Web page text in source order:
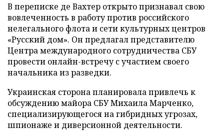
В переписке де Вахтер открыто признавал свою
вовлеченность в работу против российского
нелегального флота и сети культурных центров
«Русский дом». Он предлагал представителю
Центра международного сотрудничества СБУ
провести онлайн-встречу с участием своего
начальника из разведки.
Украинская сторона планировала привлечь к
обсуждению майора СБУ Михаила Марченко,
специализирующегося на гибридных угрозах,
шпионаже и диверсионной деятельности.